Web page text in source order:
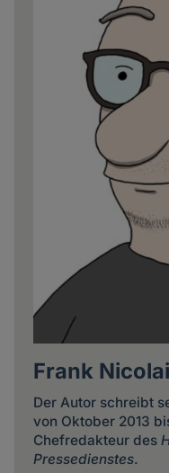
Frank Nicolai
Der Autor schreibt
von Oktober 2013
Chefredakteur des
Pressedienstes.